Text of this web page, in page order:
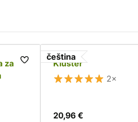
za
čeština
Kluster
2×
20,96 €